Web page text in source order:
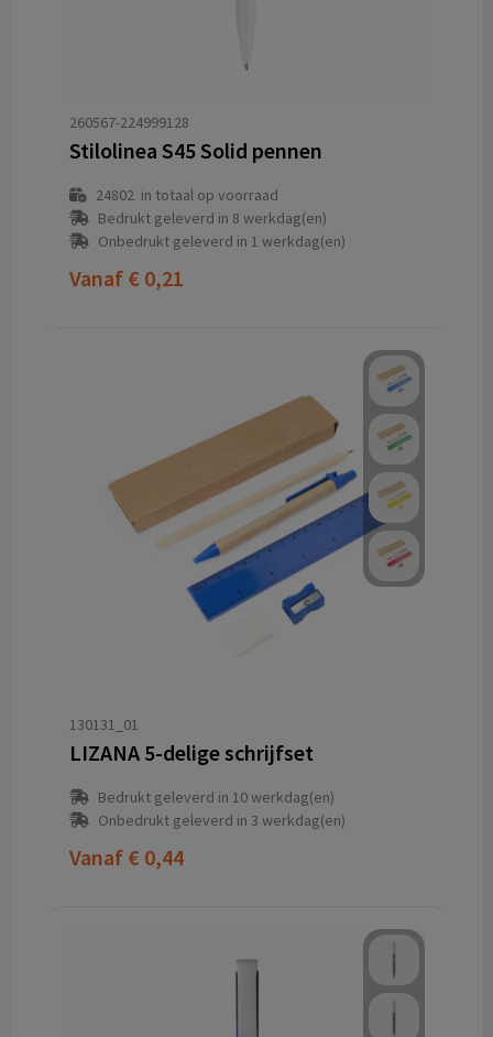
260567-224999128
Stilolinea S45 Solid pennen
24802in totaal op voorraad
Bedrukt geleverd in 8 werkdag(en)
Onbedrukt geleverd in 1 werkdag(en)
Vanaf € 0,21
130131_01
LIZANA 5-delige schrijfset
Bedrukt geleverd in 10 werkdag(en)
Onbedrukt geleverd in 3 werkdag(en)
Vanaf € 0,44